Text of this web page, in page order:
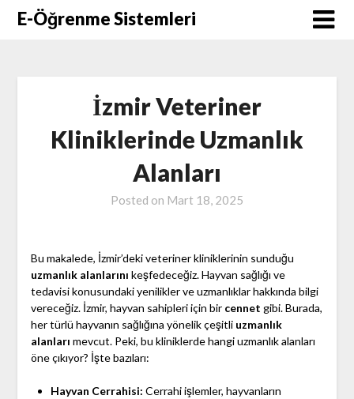
SkipE-Öğrenme Sistemleri
İzmir Veteriner
Kliniklerinde Uzmanlık
Alanları
Posted on Mart 18, 2025
Bu makalede, İzmir’deki veteriner kliniklerinin sunduğu
uzmanlık alanlarını keşfedeceğiz. Hayvan sağlığı ve
tedavisi konusundaki yenilikler ve uzmanlıklar hakkında bilgi
vereceğiz. İzmir, hayvan sahipleri için bir cennet gibi. Burada,
her türlü hayvanın sağlığına yönelik çeşitli uzmanlık
alanları mevcut. Peki, bu kliniklerde hangi uzmanlık alanları
öne çıkıyor? İşte bazıları:
Hayvan Cerrahisi: Cerrahi işlemler, hayvanların